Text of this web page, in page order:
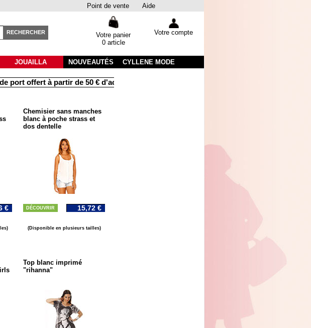
Point de vente Aide
RECHERCHER
Votre panier
0 article
Votre compte
JOUAILLA NOUVEAUTÉS CYLLENE MODE
port offert à partir de 50 € d'achats
€
Chemisier sans manches
blanc à poche strass et
dos dentelle
DÉCOUVRIR 15,72 €
(Disponible en plusieurs tailles)
Top blanc imprimé
"rihanna"